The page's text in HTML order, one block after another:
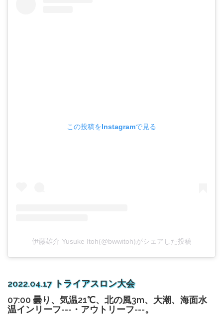
この投稿をInstagramで見る
伊藤雄介 Yusuke Itoh(@bwwitoh)がシェアした投稿
2022.04.17 トライアスロン大会
07:00 曇り、気温21℃、北の風3m、大潮、海面水
温インリーフ---・アウトリーフ---。